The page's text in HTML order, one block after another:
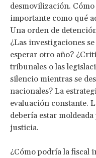
desmovilización.
importante como qué
Una orden de
¿Las investigaciones
esperar otro año?
tribunales o las
silencio mientras se
nacionales? La
evaluación constante.
debería estar
justicia.
¿Cómo podría la fiscal